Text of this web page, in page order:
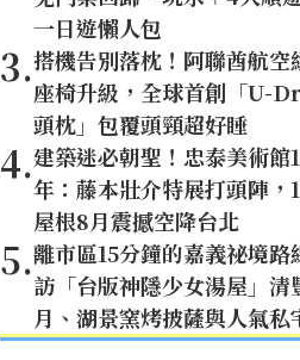
一日遊懶人包
3.搭機告別落枕！阿聯酋航空
座椅升級，全球首創「U-
頭枕」包覆頭頸超好睡
4.建築迷必朝聖！忠泰美術館
年：藤本壯介特展打頭陣，
屋根8月震撼空降台北
5.離市區15分鐘的嘉義祕境路
訪「台版神隱少女湯屋」清
月、湖景窯烤披薩與人氣私